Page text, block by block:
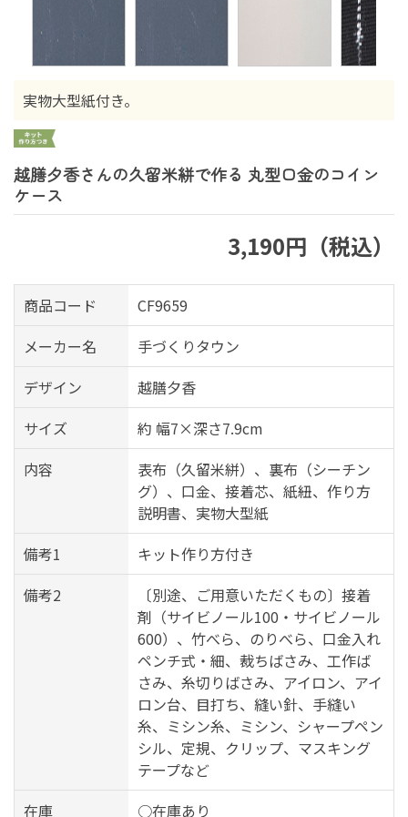
実物大型紙付き。
越膳夕香さんの久留米絣で作る 丸型口金のコイン
ケース
3,190円（税込）
商品コード
CF9659
メーカー名
手づくりタウン
デザイン
越膳夕香
サイズ
約 幅7×深さ7.9cm
内容
表布（久留米絣）、裏布（シーチン
グ）、口金、接着芯、紙紐、作り方
説明書、実物大型紙
備考1
キット作り方付き
備考2
〔別途、ご用意いただくもの〕接着
剤（サイビノール100・サイビノール
600）、竹べら、のりべら、口金入れ
ペンチ式・細、裁ちばさみ、工作ば
さみ、糸切りばさみ、アイロン、アイ
ロン台、目打ち、縫い針、手縫い
糸、ミシン糸、ミシン、シャープペン
シル、定規、クリップ、マスキング
テープなど
在庫
○在庫あり